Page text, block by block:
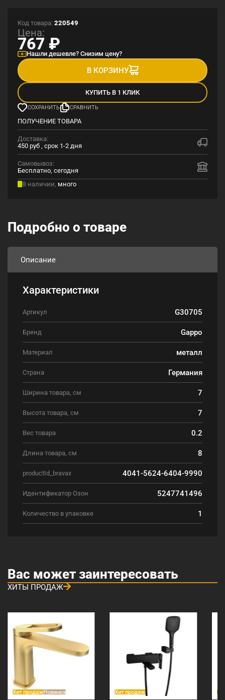
Код товара: 220549
Цена:
767 ₽
Нашли дешевле? Снизим цену?
В КОРЗИНУ
КУПИТЬ В 1 КЛИК
СОХРАНИТЬ СРАВНИТЬ
ПОЛУЧЕНИЕ ТОВАРА
Доставка:
450 руб , срок 1-2 дня
Самовывоз:
Бесплатно, сегодня
В наличии, много
Подробно о товаре
Описание
Характеристики
Артикул G30705
Бренд Gappo
Материал металл
Страна Германия
Ширина товара, см 7
Высота товара, см 7
Вес товара 0.2
Длина товара, см 8
productId_bravax 4041-5624-6404-9990
Идентификатор Озон 5247741496
Количество в упаковке 1
Вас может заинтересовать
ХИТЫ ПРОДАЖ
Хит продажНовинка Хит продаж